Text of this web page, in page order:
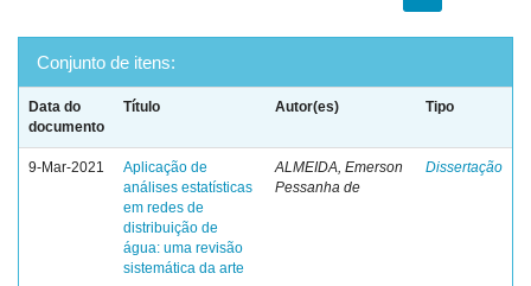
Conjunto de itens:
Data do
documento
Título Autor(es) Tipo
9-Mar-2021
Aplicação de
análises estatísticas
em redes de
distribuição de
água: uma revisão
sistemática da arte
ALMEIDA, Emerson
Pessanha de
Dissertação